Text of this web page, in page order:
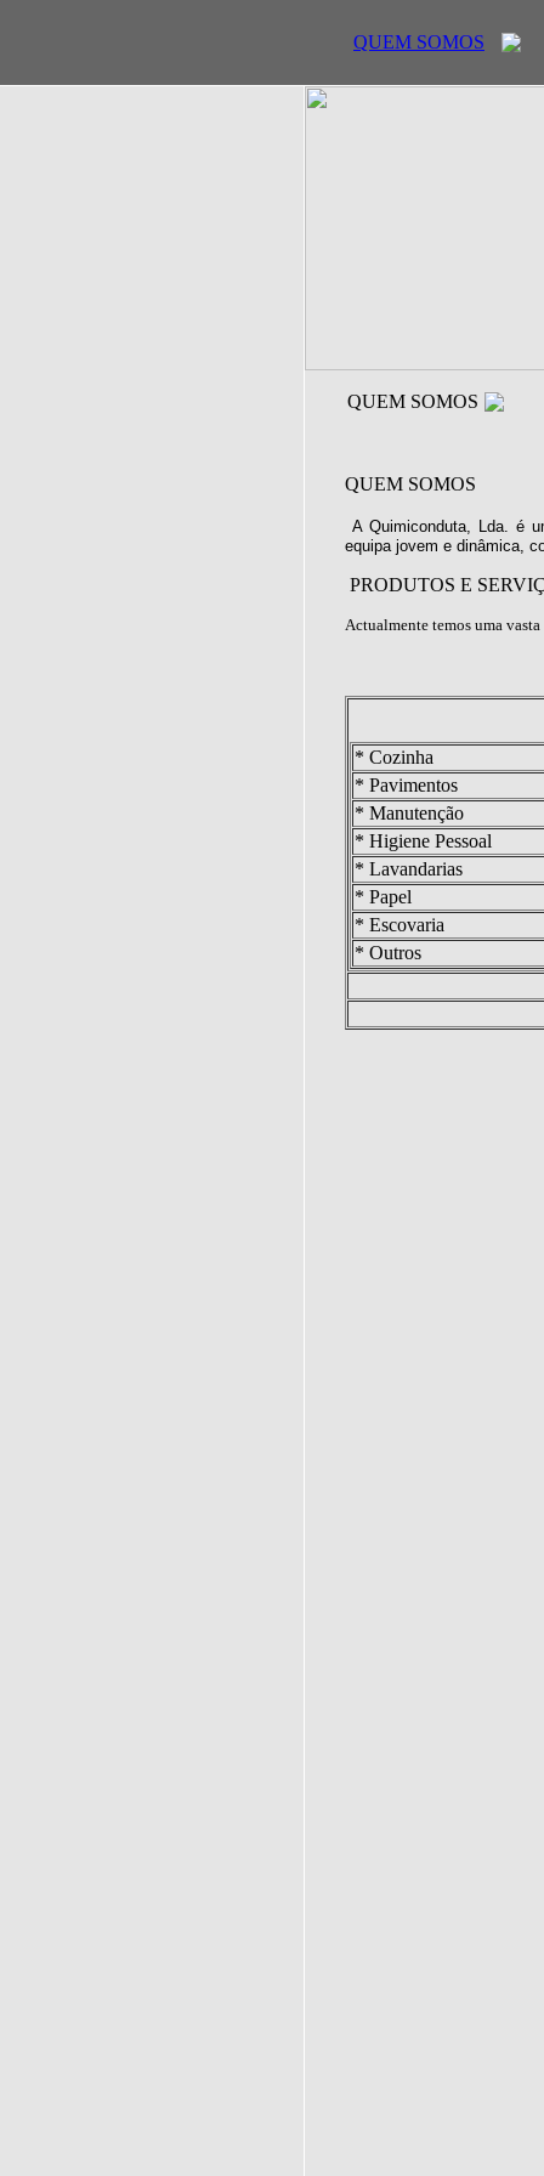
QUEM SOMOS
QUEM SOMOS
QUEM SOMOS
A Quimiconduta, Lda. é
equipa jovem e dinâmica,
PRODUTOS E
Actualmente temos uma
* Cozinha
* Pavimentos
* Manutenção
* Higiene Pessoal
* Lavandarias
* Papel
* Escovaria
* Outros